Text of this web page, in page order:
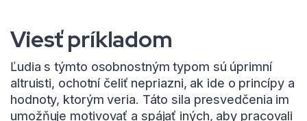
Viesť príkladom
Ľudia s týmto osobnostným typom sú úprimní
altruisti, ochotní čeliť nepriazni, ak ide o princípy a
hodnoty, ktorým veria. Táto sila presvedčenia im
umožňuje motivovať a spájať iných, aby pracovali